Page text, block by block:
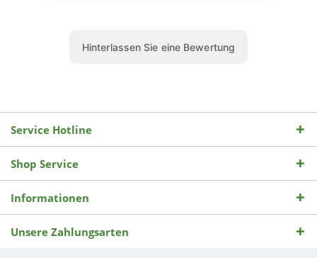
Service Hotline
Shop Service
Informationen
Unsere Zahlungsarten